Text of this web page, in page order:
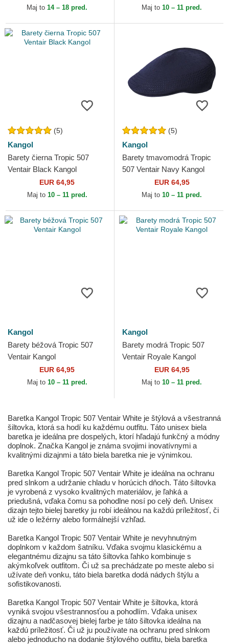
Maj to 14 – 18 pred. Maj to 10 – 11 pred.
(5)
Kangol
Barety čierna Tropic 507
Ventair Black Kangol
EUR 64,95
Maj to 10 – 11 pred.
(5)
Kangol
Barety tmavomodrá Tropic
507 Ventair Navy Kangol
EUR 64,95
Maj to 10 – 11 pred.
Kangol
Barety béžová Tropic 507
Ventair Kangol
EUR 64,95
Maj to 10 – 11 pred.
Kangol
Barety modrá Tropic 507
Ventair Royale Kangol
EUR 64,95
Maj to 10 – 11 pred.
Baretka Kangol Tropic 507 Ventair White je štýlová a všestranná
šiltovka, ktorá sa hodí ku každému outfitu. Táto unisex biela
baretka je ideálna pre dospelých, ktorí hľadajú funkčný a módny
doplnok. Značka Kangol je známa svojimi inovatívnymi a
kvalitnými dizajnmi a táto biela baretka nie je výnimkou.
Baretka Kangol Tropic 507 Ventair White je ideálna na ochranu
pred slnkom a udržanie chladu v horúcich dňoch. Táto šiltovka
je vyrobená z vysoko kvalitných materiálov, je ľahká a
priedušná, vďaka čomu sa pohodlne nosí po celý deň. Unisex
dizajn tejto bielej baretky ju robí ideálnou na každú príležitosť, či
už ide o ležérny alebo formálnejší vzhľad.
Baretka Kangol Tropic 507 Ventair White je nevyhnutným
doplnkom v každom šatníku. Vďaka svojmu klasickému a
elegantnému dizajnu sa táto šiltovka ľahko kombinuje s
akýmkoľvek outfitom. Či už sa prechádzate po meste alebo si
užívate deň vonku, táto biela baretka dodá nádych štýlu a
sofistikovanosti.
Baretka Kangol Tropic 507 Ventair White je šiltovka, ktorá
vyniká svojou všestrannosťou a pohodlím. Vďaka unisex
dizajnu a nadčasovej bielej farbe je táto šiltovka ideálna na
každú príležitosť. Či už ju používate na ochranu pred slnkom
alebo jednoducho na dodanie štýlového outfitu, biela baretka